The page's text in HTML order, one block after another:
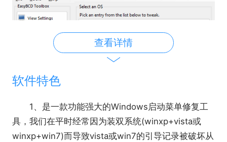
查看详情
软件特色
1、是一款功能强大的Windows启动菜单修复工
具，我们在平时经常因为装双系统(winxp+vista或
winxp+win7)而导致vista或win7的引导记录被破坏从